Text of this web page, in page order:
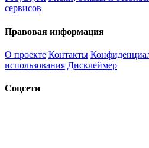
сервисов
Правовая информация
О проекте Контакты
использования Дисклеймер
Соцсети